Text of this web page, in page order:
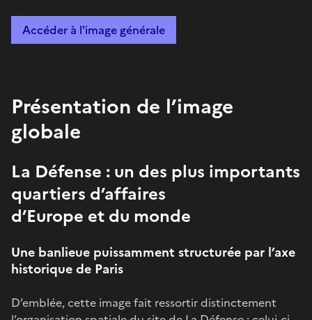
Accéder à l'image générale
Présentation de l’image
globale
La Défense : un des plus importants
quartiers d’affaires
d’Europe et du monde
Une banlieue puissamment structurée par l’axe
historique de Paris
D’emblée, cette image fait ressortir distinctement